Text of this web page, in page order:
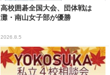
高校囲碁全国大会、団体戦は
灘・南山女子部が優勝
2026.8.5